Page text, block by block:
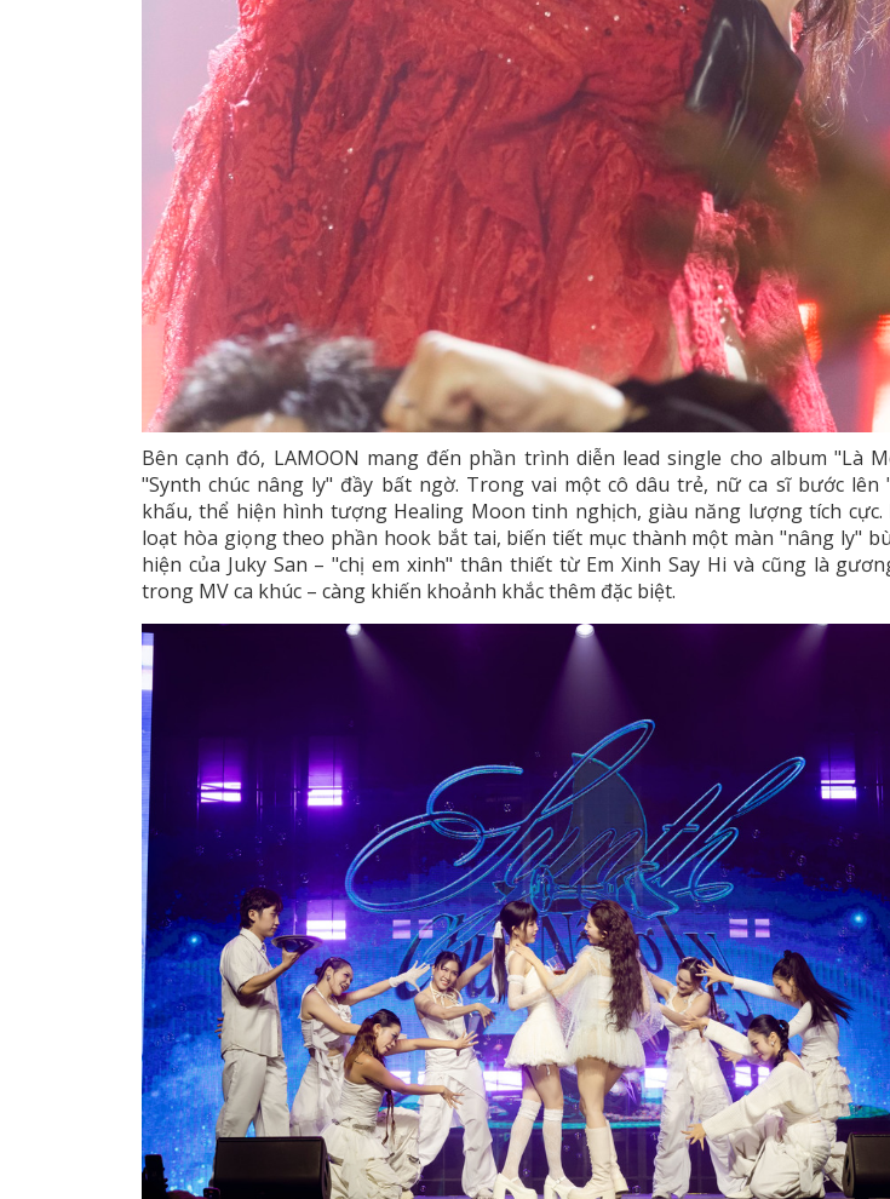
Bên cạnh đó, LAMOON mang đến phần trình diễn lead single cho album "Là
"Synth chúc nâng ly" đầy bất ngờ. Trong vai một cô dâu trẻ, nữ ca sĩ bước lên
khấu, thể hiện hình tượng Healing Moon tinh nghịch, giàu năng lượng tích cực.
loạt hòa giọng theo phần hook bắt tai, biến tiết mục thành một màn "nâng ly"
hiện của Juky San – "chị em xinh" thân thiết từ Em Xinh Say Hi và cũng là
trong MV ca khúc – càng khiến khoảnh khắc thêm đặc biệt.